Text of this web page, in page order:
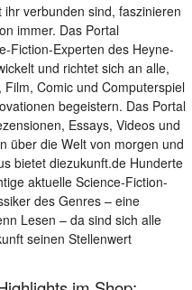
verbunden sind, faszinieren
immer. Das Portal
Fiction-Experten des Heyne-
und richtet sich an alle,
Film, Comic und Computerspiel
begeistern. Das Portal
Essays, Videos und
über die Welt von morgen und
bietet diezukunft.de Hunderte
aktuelle Science-Fiction-
des Genres – eine
Lesen – da sind sich alle
seinen Stellenwert